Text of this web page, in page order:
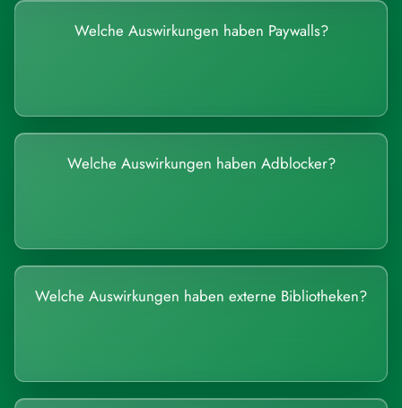
Welche Auswirkungen haben Paywalls?
Welche Auswirkungen haben Adblocker?
Welche Auswirkungen haben externe Bibliotheken?